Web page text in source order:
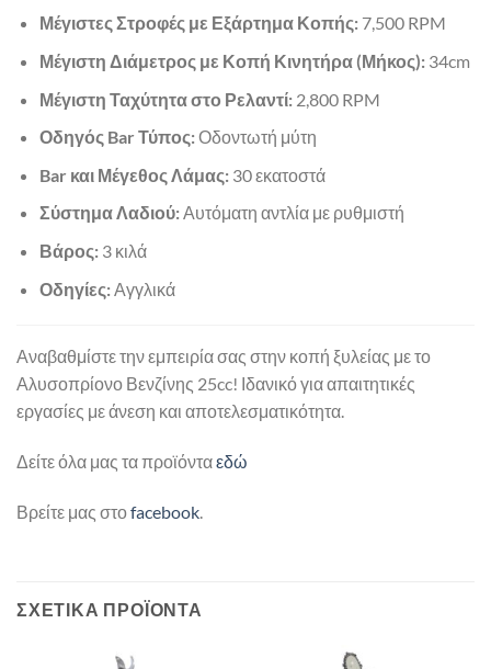
Μέγιστες Στροφές με Εξάρτημα Κοπής:7,500 RPM
Μέγιστη Διάμετρος με Κοπή Κινητήρα (Μήκος):34cm
Μέγιστη Ταχύτητα στο Ρελαντί:2,800 RPM
Οδηγός Bar Τύπος:Οδοντωτή μύτη
Bar και Μέγεθος Λάμας:30 εκατοστά
Σύστημα Λαδιού:Αυτόματη αντλία με ρυθμιστή
Βάρος:3 κιλά
Οδηγίες:Αγγλικά
Αναβαθμίστε την εμπειρία σας στην κοπή ξυλείας με το
Αλυσοπρίονο Βενζίνης 25cc! Ιδανικό για απαιτητικές
εργασίες με άνεση και αποτελεσματικότητα.
Δείτε όλα μας τα προϊόνταεδώ
Βρείτε μας στοfacebook.
ΣΧΕΤΙΚΆ ΠΡΟΪΌΝΤΑ